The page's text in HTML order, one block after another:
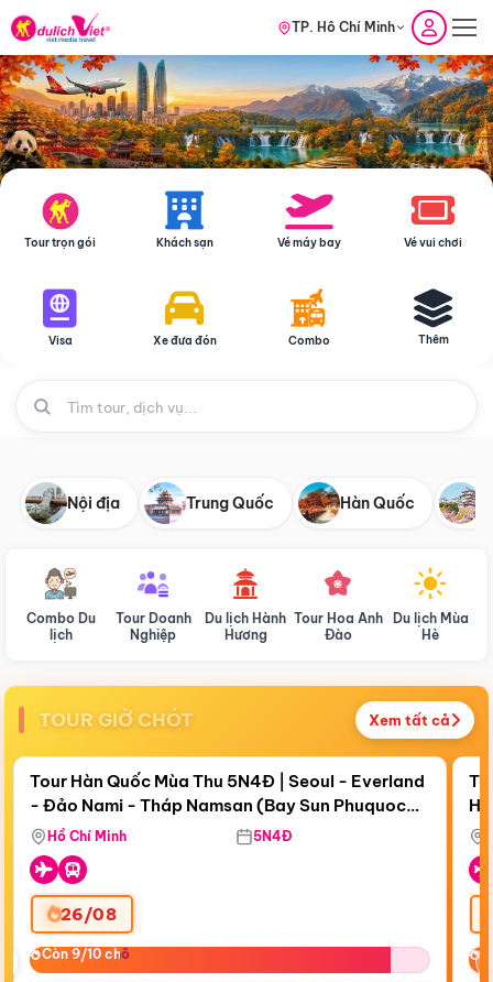
TP. Hồ Chí Minh
Tour trọn gói Khách sạn Vé máy bay Vé vui chơi
Visa Xe đưa đón Combo Thêm
Nội địa Trung Quốc Hàn Quốc
Combo Du
lịch
Tour Doanh
Nghiệp
Du lịch Hành
Hương
Tour Hoa Anh
Đào
Du lịch Mùa
Hè
TOUR GIỜ CHÓT Xem tất cả
Còn17 ngày 17:17:34
Bay Sun Phuquoc Airways
Điểm nổi bật
Tour Hàn Quốc Mùa Thu 5N4Đ | Seoul - Everland
- Đảo Nami - Tháp Namsan (Bay Sun Phuquoc
Airways)
Hồ Chí Minh 5N4Đ
26/08
Còn 9/10 chỗ
Còn 9/10 chỗ